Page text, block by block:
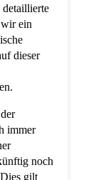
ein
dieser
immer
noch
gilt